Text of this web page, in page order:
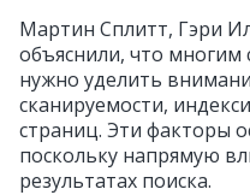
Мартин Сплитт, Гэри
объяснили, что
нужно уделить
сканируемости,
страниц. Эти факторы
поскольку напрямую
результатах поиска.